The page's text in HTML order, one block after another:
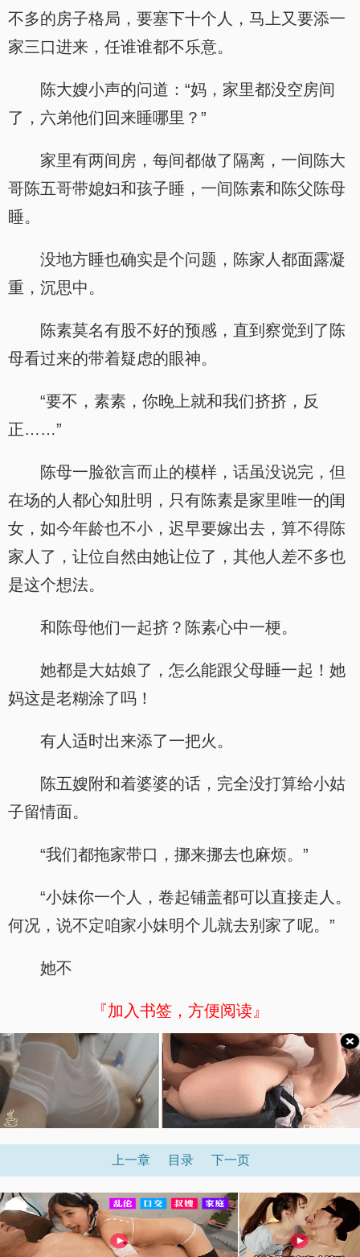
不多的房子格局，要塞下十个人，马上又要添一
家三口进来，任谁谁都不乐意。
陈大嫂小声的问道：“妈，家里都没空房间
了，六弟他们回来睡哪里？”
家里有两间房，每间都做了隔离，一间陈大
哥陈五哥带媳妇和孩子睡，一间陈素和陈父陈母
睡。
没地方睡也确实是个问题，陈家人都面露凝
重，沉思中。
陈素莫名有股不好的预感，直到察觉到了陈
母看过来的带着疑虑的眼神。
“要不，素素，你晚上就和我们挤挤，反
正……”
陈母一脸欲言而止的模样，话虽没说完，但
在场的人都心知肚明，只有陈素是家里唯一的闺
女，如今年龄也不小，迟早要嫁出去，算不得陈
家人了，让位自然由她让位了，其他人差不多也
是这个想法。
和陈母他们一起挤？陈素心中一梗。
她都是大姑娘了，怎么能跟父母睡一起！她
妈这是老糊涂了吗！
有人适时出来添了一把火。
陈五嫂附和着婆婆的话，完全没打算给小姑
子留情面。
“我们都拖家带口，挪来挪去也麻烦。”
“小妹你一个人，卷起铺盖都可以直接走人。
何况，说不定咱家小妹明个儿就去别家了呢。”
她不
『加入书签，方便阅读』
上一章 目录 下一页